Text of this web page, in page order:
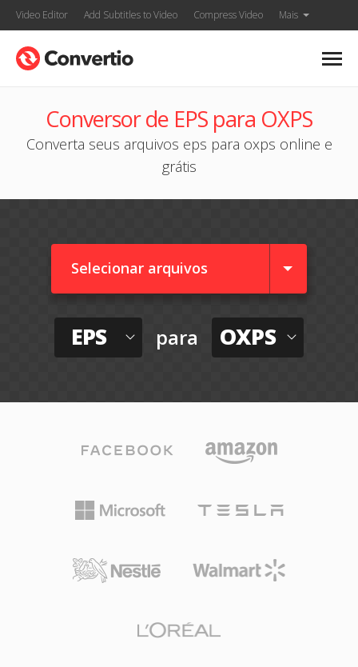
Video Editor Add Subtitles to Video Compress Video Mais
Conversor de EPS para OXPS
Converta seus arquivos eps para oxps online e
grátis
Selecionar arquivos
EPS para OXPS